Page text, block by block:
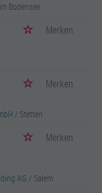
Bodensee
Merken
Merken
/ Stetten
Merken
AG / Salem